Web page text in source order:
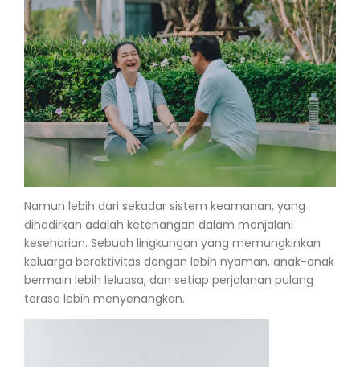
Namun lebih dari sekadar sistem keamanan, yang
dihadirkan adalah ketenangan dalam menjalani
keseharian. Sebuah lingkungan yang memungkinkan
keluarga beraktivitas dengan lebih nyaman, anak-anak
bermain lebih leluasa, dan setiap perjalanan pulang
terasa lebih menyenangkan.